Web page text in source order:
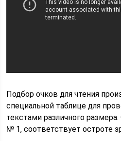
Подбор очков для чтения
специальной таблице для
текстами различного
№ 1, соответствует остроте